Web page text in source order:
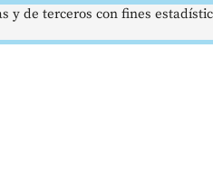
y de terceros con fines